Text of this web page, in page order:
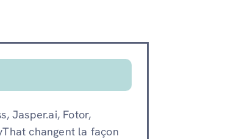
Jasper.ai, Fotor,
changent la façon